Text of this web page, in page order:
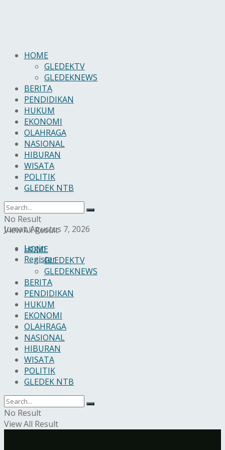
Jumat, Agustus 7, 2026
Login
Register
HOME
GLEDEKTV
GLEDEKNEWS
BERITA
PENDIDIKAN
HUKUM
EKONOMI
OLAHRAGA
NASIONAL
HIBURAN
WISATA
POLITIK
GLEDEK NTB
No Result
View All Result
HOME
GLEDEKTV
GLEDEKNEWS
BERITA
PENDIDIKAN
HUKUM
EKONOMI
OLAHRAGA
NASIONAL
HIBURAN
WISATA
POLITIK
GLEDEK NTB
No Result
View All Result